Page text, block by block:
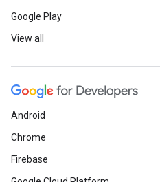
Google Play
View all
Android
Chrome
Firebase